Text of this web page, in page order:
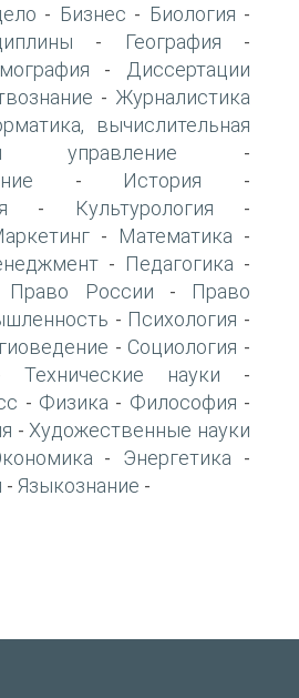
- Бизнес - Биология -
- География -
-
Диссертации
- Журналистика
вычислительная
-
- История -
- Культурология -
- Математика -
- Педагогика -
Право России -
Право
- Психология -
- Социология -
Технические науки -
- Физика - Философия -
- Художественные науки
- Энергетика -
- Языкознание -